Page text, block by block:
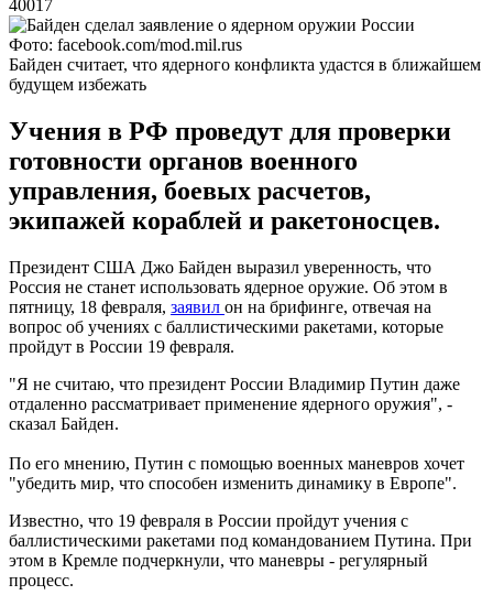
40017
Фото: facebook.com/mod.mil.rus
Байден считает, что ядерного конфликта удастся в ближайшем
будущем избежать
Учения в РФ проведут для проверки
готовности органов военного
управления, боевых расчетов,
экипажей кораблей и ракетоносцев.
Президент США Джо Байден выразил уверенность, что
Россия не станет использовать ядерное оружие. Об этом в
пятницу, 18 февраля, заявил он на брифинге, отвечая на
вопрос об учениях с баллистическими ракетами, которые
пройдут в России 19 февраля.
"Я не считаю, что президент России Владимир Путин даже
отдаленно рассматривает применение ядерного оружия", -
сказал Байден.
По его мнению, Путин с помощью военных маневров хочет
"убедить мир, что способен изменить динамику в Европе".
Известно, что 19 февраля в России пройдут учения с
баллистическими ракетами под командованием Путина. При
этом в Кремле подчеркнули, что маневры - регулярный
процесс.